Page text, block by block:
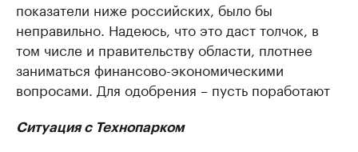
показатели ниже российских, было бы
неправильно. Надеюсь, что это даст толчок, в
том числе и правительству области, плотнее
заниматься финансово-экономическими
вопросами. Для одобрения – пусть поработают
Ситуация с Технопарком